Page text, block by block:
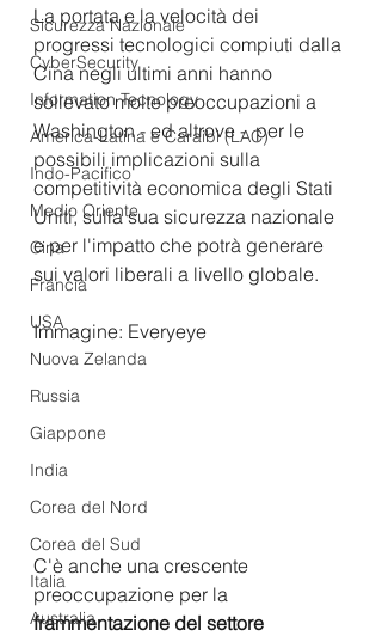
Sicurezza Nazionale
CyberSecurity
Information Tecnology
America-Latina e Caraibi (LAC)
Indo-Pacifico
Medio Oriente
Cina
Francia
USA
Nuova Zelanda
Russia
Giappone
India
Corea del Nord
Corea del Sud
Italia
Australia
La portata e la velocità dei
progressi tecnologici compiuti dalla
Cina negli ultimi anni hanno
sollevato molte preoccupazioni a
Washington - ed altrove -  per le
possibili implicazioni sulla
competitività economica degli Stati
Uniti, sulla sua sicurezza nazionale
e per l'impatto che potrà generare
sui valori liberali a livello globale.
Immagine: Everyeye
C'è anche una crescente
preoccupazione per la
frammentazione del settore